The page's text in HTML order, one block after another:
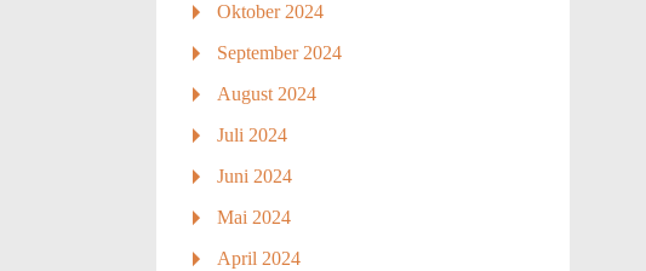
Oktober 2024
September 2024
August 2024
Juli 2024
Juni 2024
Mai 2024
April 2024